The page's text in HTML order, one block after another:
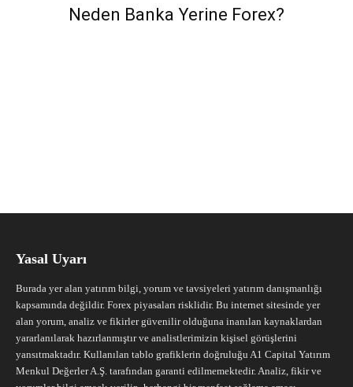
Neden Banka Yerine Forex?
Yasal Uyarı
Burada yer alan yatırım bilgi, yorum ve tavsiyeleri yatırım danışmanlığı
kapsamında değildir. Forex piyasaları risklidir. Bu internet sitesinde yer
alan yorum, analiz ve fikirler güvenilir olduğuna inanılan kaynaklardan
yararlanılarak hazırlanmıştır ve analistlerimizin kişisel görüşlerini
yansıtmaktadır. Kullanılan tablo grafiklerin doğruluğu A1 Capital Yatırım
Menkul Değerler A.Ş. tarafından garanti edilmemektedir. Analiz, fikir ve